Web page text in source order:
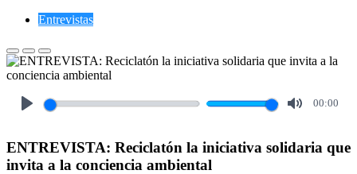
Entrevistas
00:00
ENTREVISTA: Reciclatón la iniciativa solidaria que
invita a la conciencia ambiental